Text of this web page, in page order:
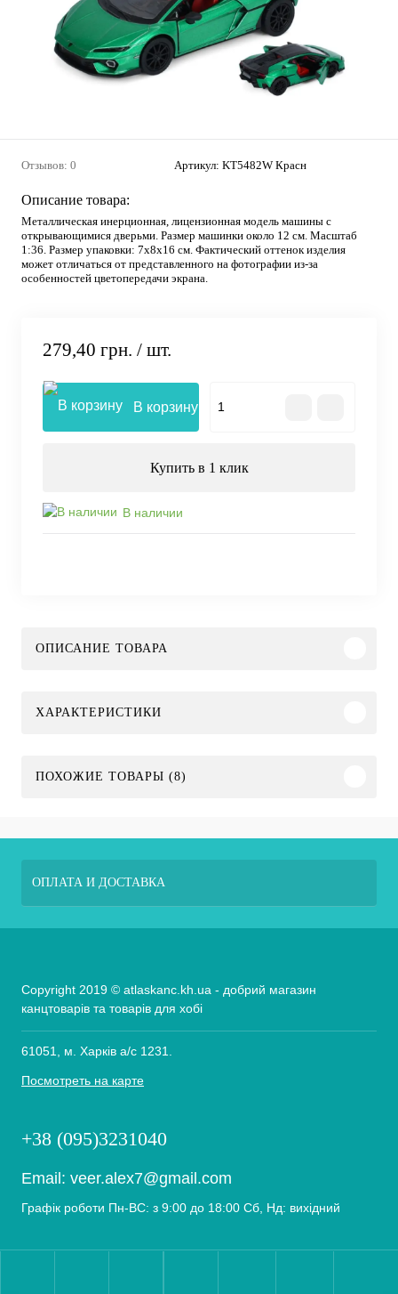
Отзывов: 0 Артикул: KT5482W Красн
Описание товара:
Металлическая инерционная, лицензионная модель машины с
открывающимися дверьми. Размер машинки около 12 см. Масштаб
1:36. Размер упаковки: 7х8х16 см. Фактический оттенок изделия
может отличаться от представленного на фотографии из-за
особенностей цветопередачи экрана.
279,40 грн. / шт.
В корзину
Купить в 1 клик
В наличии
ОПИСАНИЕ ТОВАРА
ХАРАКТЕРИСТИКИ
ПОХОЖИЕ ТОВАРЫ (8)
ОПЛАТА И ДОСТАВКА
Copyright 2019 © atlaskanc.kh.ua - добрий магазин
канцтоварів та товарів для хобі
61051, м. Харків а/с 1231.
Посмотреть на карте
+38 (095)3231040
Email: veer.alex7@gmail.com
Графік роботи Пн-ВС: з 9:00 до 18:00 Сб, Нд: вихідний